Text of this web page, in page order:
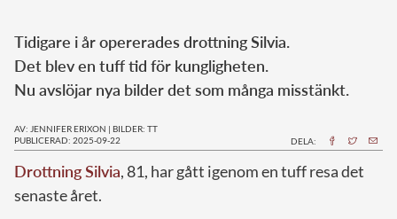
Tidigare i år opererades drottning Silvia.
Det blev en tuff tid för kungligheten.
Nu avslöjar nya bilder det som många misstänkt.
AV: JENNIFER ERIXON | BILDER: TT
PUBLICERAD: 2025-09-22
DELA:
Drottning Silvia, 81, har gått igenom en tuff resa det
senaste året.